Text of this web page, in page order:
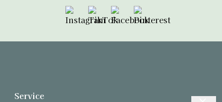
Følg oss på Instagram
Følg oss på TikTok
Følg oss på Facebook
Service